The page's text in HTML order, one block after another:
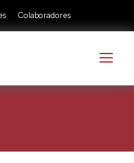
Colaboradores